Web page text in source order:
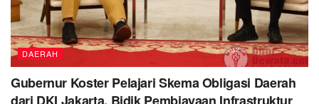
DAERAH
Gubernur Koster Pelajari Skema Obligasi Daerah